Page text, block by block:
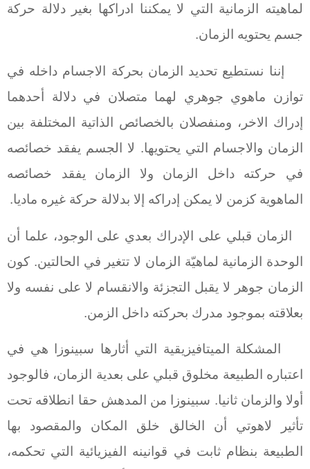
لماهيته الزمانية التي لا يمكننا ادراكها بغير دلالة حركة
جسم يحتويه الزمان.
إننا نستطيع تحديد الزمان بحركة الاجسام داخله في
توازن ماهوي جوهري لهما متصلان في دلالة أحدهما
إدراك الاخر، ومنفصلان بالخصائص الذاتية المختلفة بين
الزمان والاجسام التي يحتويها. لا الجسم يفقد خصائصه
في حركته داخل الزمان ولا الزمان يفقد خصائصه
الماهوية كزمن لا يمكن إدراكه إلا بدلالة حركة غيره ماديا.
الزمان قبلي على الإدراك بعدي على الوجود، علما أن
الوحدة الزمانية لماهيّة الزمان لا تتغير في الحالتين. كون
الزمان جوهر لا يقبل التجزئة والانقسام لا على نفسه ولا
بعلاقته بموجود مدرك بحركته داخل الزمن.
المشكلة الميتافيزيقية التي أثارها سبينوزا هي في
اعتباره الطبيعة مخلوق قبلي على بعدية الزمان، فالوجود
أولا والزمان ثانيا. سبينوزا من المدهش حقا انطلاقه تحت
تأثير لاهوتي أن الخالق خلق المكان والمقصود بها
الطبيعة بنظام ثابت في قوانينه الفيزيائية التي تحكمه،